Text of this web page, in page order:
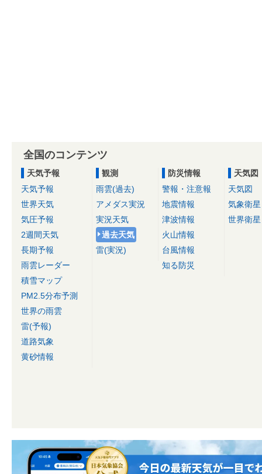
全国のコンテンツ
天気予報
天気予報
世界天気
気圧予報
2週間天気
長期予報
雨雲レーダー
積雪マップ
PM2.5分布予測
世界の雨雲
雷(予報)
道路気象
黄砂情報
観測
雨雲(過去)
アメダス実況
実況天気
過去天気
雷(実況)
防災情報
警報・注意報
地震情報
津波情報
火山情報
台風情報
知る防災
天気図
天気図
気象衛星
世界衛星